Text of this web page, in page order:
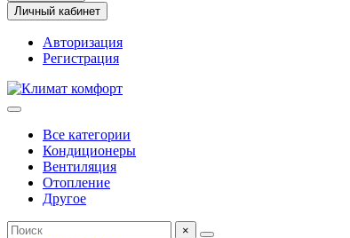
Личный кабинет
Авторизация
Регистрация
Все категории
Кондиционеры
Вентиляция
Отопление
Другое
×